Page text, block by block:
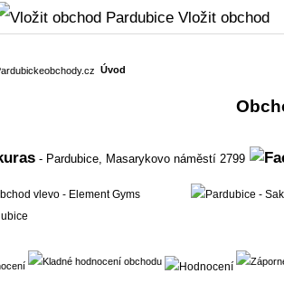
Vložit obchod
Úvod
- Pardubice, Masarykovo náměstí 2799